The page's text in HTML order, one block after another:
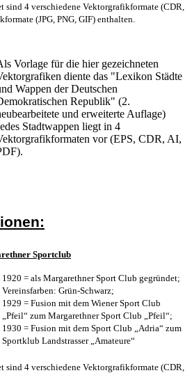
sind 4 verschiedene Vektorgrafikformate (CDR,
(JPG, PNG, GIF) enthalten.
Vorlage für die hier gezeichneten
diente das "Lexikon Städte
Wappen der Deutschen
Republik" (2.
und erweiterte Auflage)
Stadtwappen liegt in 4
vor (EPS, CDR, AI,
Sportclub
1920 = als Margarethner Sport Club gegründet;
Vereinsfarben: Grün-Schwarz;
1929 = Fusion mit dem Wiener Sport Club
„Pfeil“ zum Margarethner Sport Club „Pfeil“;
1930 = Fusion mit dem Sport Club „Adria“ zum
Sportklub Landstrasser „Amateure“
sind 4 verschiedene Vektorgrafikformate (CDR,